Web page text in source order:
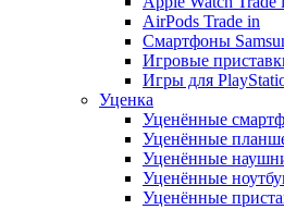
AirPods Trade in
Смартфоны
Игровые
Игры для
Уценка
Уценённые
Уценённые
Уценённые
Уценённые
Уценённые